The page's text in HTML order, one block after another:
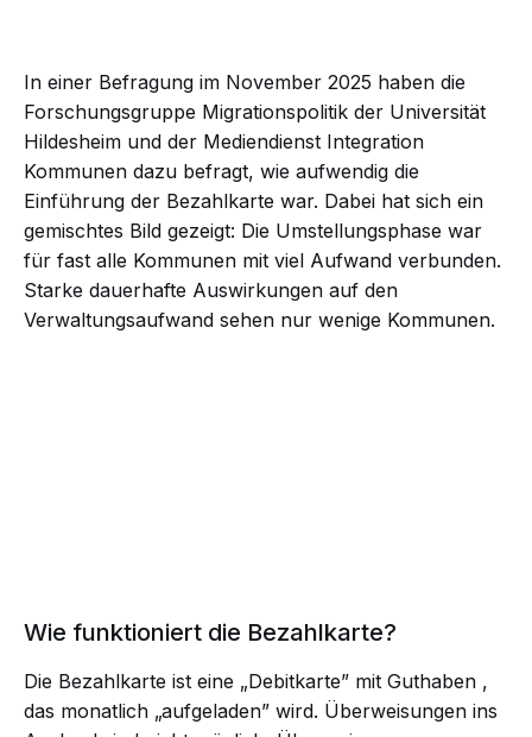
In einer Befragung im November 2025 haben die
Forschungsgruppe Migrationspolitik der Universität
Hildesheim und der Mediendienst Integration
Kommunen dazu befragt, wie aufwendig die
Einführung der Bezahlkarte war. Dabei hat sich ein
gemischtes Bild gezeigt: Die Umstellungsphase war
für fast alle Kommunen mit viel Aufwand verbunden.
Starke dauerhafte Auswirkungen auf den
Verwaltungsaufwand sehen nur wenige Kommunen.
Wie funktioniert die Bezahlkarte?
Die Bezahlkarte ist eine „Debitkarte” mit Guthaben ,
das monatlich „aufgeladen” wird. Überweisungen ins